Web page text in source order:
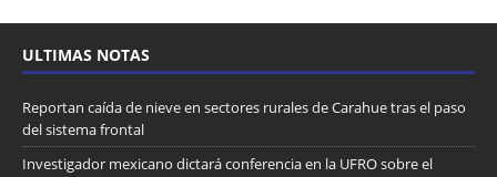
ULTIMAS NOTAS
Reportan caída de nieve en sectores rurales de Carahue tras el paso
del sistema frontal
Investigador mexicano dictará conferencia en la UFRO sobre el